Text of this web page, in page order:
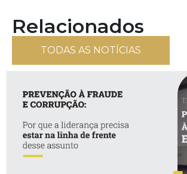
Relacionados
TODAS AS NOTÍCIAS